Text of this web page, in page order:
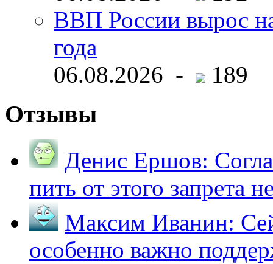
ВВП России вырос
года
06.08.2026 -
189
Отзывы
Денис Ершов:
пить от этого запрета
Максим Иванин:
особенно важно